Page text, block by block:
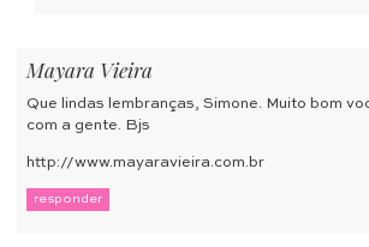
Mayara Vieira
Que lindas lembranças, Simone. Muito bom
com a gente. Bjs
http://www.mayaravieira.com.br
responder